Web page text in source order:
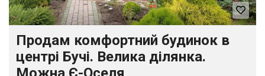
Продам комфортний будинок в
центрі Бучі. Велика ділянка.